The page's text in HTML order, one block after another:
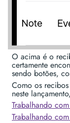
O acima é o
certamente
sendo botões,
Como os
neste
Trabalhando
Trabalhando